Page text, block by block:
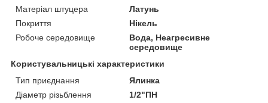
Матеріал штуцера
Латунь
Покриття
Нікель
Робоче середовище
Вода, Неагресивне
середовище
Користувальницькі характеристики
Тип приєднання
Ялинка
Діаметр різьблення
1/2"ПН